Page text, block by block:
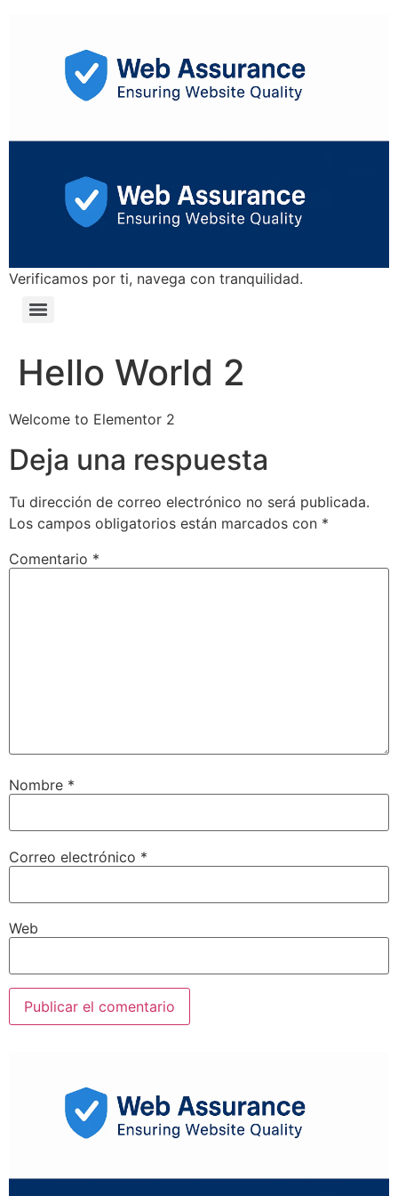
Verificamos por ti, navega con tranquilidad.
Hello World 2
Welcome to Elementor 2
Deja una respuesta
Tu dirección de correo electrónico no será publicada.
Los campos obligatorios están marcados con *
Comentario *
Nombre *
Correo electrónico *
Web